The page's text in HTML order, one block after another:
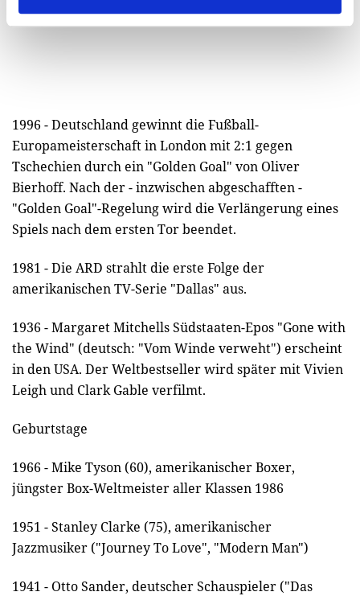
1996 - Deutschland gewinnt die Fußball-
Europameisterschaft in London mit 2:1 gegen
Tschechien durch ein "Golden Goal" von Oliver
Bierhoff. Nach der - inzwischen abgeschafften -
"Golden Goal"-Regelung wird die Verlängerung eines
Spiels nach dem ersten Tor beendet.
1981 - Die ARD strahlt die erste Folge der
amerikanischen TV-Serie "Dallas" aus.
1936 - Margaret Mitchells Südstaaten-Epos "Gone with
the Wind" (deutsch: "Vom Winde verweht") erscheint
in den USA. Der Weltbestseller wird später mit Vivien
Leigh und Clark Gable verfilmt.
Geburtstage
1966 - Mike Tyson (60), amerikanischer Boxer,
jüngster Box-Weltmeister aller Klassen 1986
1951 - Stanley Clarke (75), amerikanischer
Jazzmusiker ("Journey To Love", "Modern Man")
1941 - Otto Sander, deutscher Schauspieler ("Das